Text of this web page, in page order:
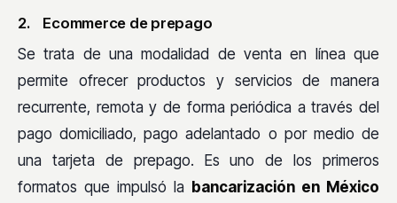
2. Ecommerce de prepago
Se trata de una modalidad de venta en línea que
permite ofrecer productos y servicios de manera
recurrente, remota y de forma periódica a través del
pago domiciliado, pago adelantado o por medio de
una tarjeta de prepago. Es uno de los primeros
formatos que impulsó la bancarización en México